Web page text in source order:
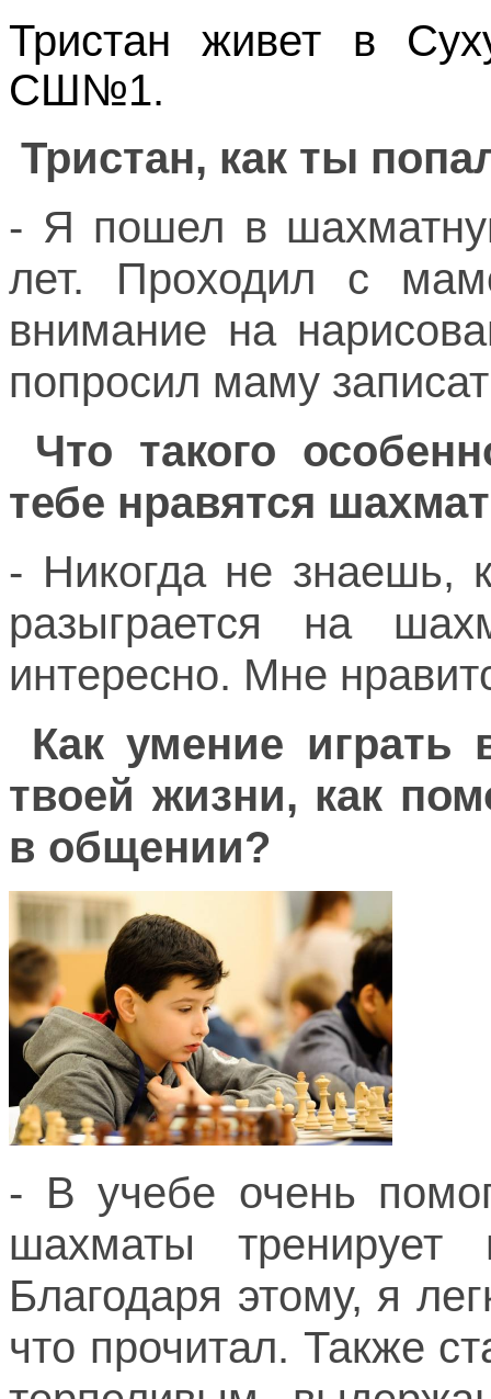
Тристан живет в
СШ№1.
Тристан, как ты
- Я пошел в
лет. Проходил с
внимание на
попросил маму
Что такого
тебе нравятся
- Никогда не знаешь,
разыграется на
интересно. Мне
Как умение играть
твоей жизни, как
в общении?
- В учебе очень
шахматы тренирует
Благодаря этому, я
что прочитал. Также